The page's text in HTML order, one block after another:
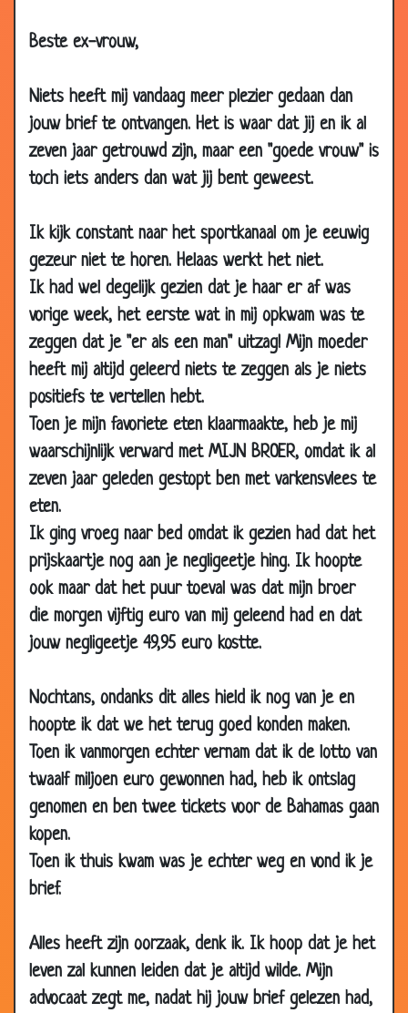
Beste ex-vrouw,
Niets heeft mij vandaag meer plezier gedaan dan
jouw brief te ontvangen. Het is waar dat jij en ik al
zeven jaar getrouwd zijn, maar een "goede vrouw" is
toch iets anders dan wat jij bent geweest.
Ik kijk constant naar het sportkanaal om je eeuwig
gezeur niet te horen. Helaas werkt het niet.
Ik had wel degelijk gezien dat je haar er af was
vorige week, het eerste wat in mij opkwam was te
zeggen dat je "er als een man" uitzag! Mijn moeder
heeft mij altijd geleerd niets te zeggen als je niets
positiefs te vertellen hebt.
Toen je mijn favoriete eten klaarmaakte, heb je mij
waarschijnlijk verward met MIJN BROER, omdat ik al
zeven jaar geleden gestopt ben met varkensvlees te
eten.
Ik ging vroeg naar bed omdat ik gezien had dat het
prijskaartje nog aan je negligeetje hing. Ik hoopte
ook maar dat het puur toeval was dat mijn broer
die morgen vijftig euro van mij geleend had en dat
jouw negligeetje 49,95 euro kostte.
Nochtans, ondanks dit alles hield ik nog van je en
hoopte ik dat we het terug goed konden maken.
Toen ik vanmorgen echter vernam dat ik de lotto van
twaalf miljoen euro gewonnen had, heb ik ontslag
genomen en ben twee tickets voor de Bahamas gaan
kopen.
Toen ik thuis kwam was je echter weg en vond ik je
brief.
Alles heeft zijn oorzaak, denk ik. Ik hoop dat je het
leven zal kunnen leiden dat je altijd wilde. Mijn
advocaat zegt me, nadat hij jouw brief gelezen had,
12 Mar
10 Mar
2007
Mannen van een man
2007
05 Mar
Aangespoelde yup
05 Mar
2007
De perfecte dag 3.77
05 Mar
2007
Trio 3.28
03 Mar
2007
Het verschil 3.05
02 Mar
2007
Geslapen
02 Mar
2007
Bier Hormomen 3.92
01 Mar
2007
26 Feb
2007
Logica 3.74
26 Feb
2007
Are you finish 3.37
2007
18 Feb
2007
Uitspraken met gevolgen 3.00
12 Feb
Iets heel bijzonders!!!!!!!! 3.30
2007
12 Feb
2007
2007
2007
Vrouw op de weg